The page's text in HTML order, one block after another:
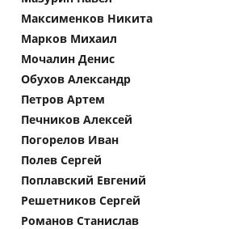
Максименков Никита
Марков Михаил
Мочалин Денис
Обухов Александр
Петров Артем
Печников Алексей
Погорелов Иван
Полев Сергей
Поплавский Евгений
Решетников Сергей
Романов Станислав